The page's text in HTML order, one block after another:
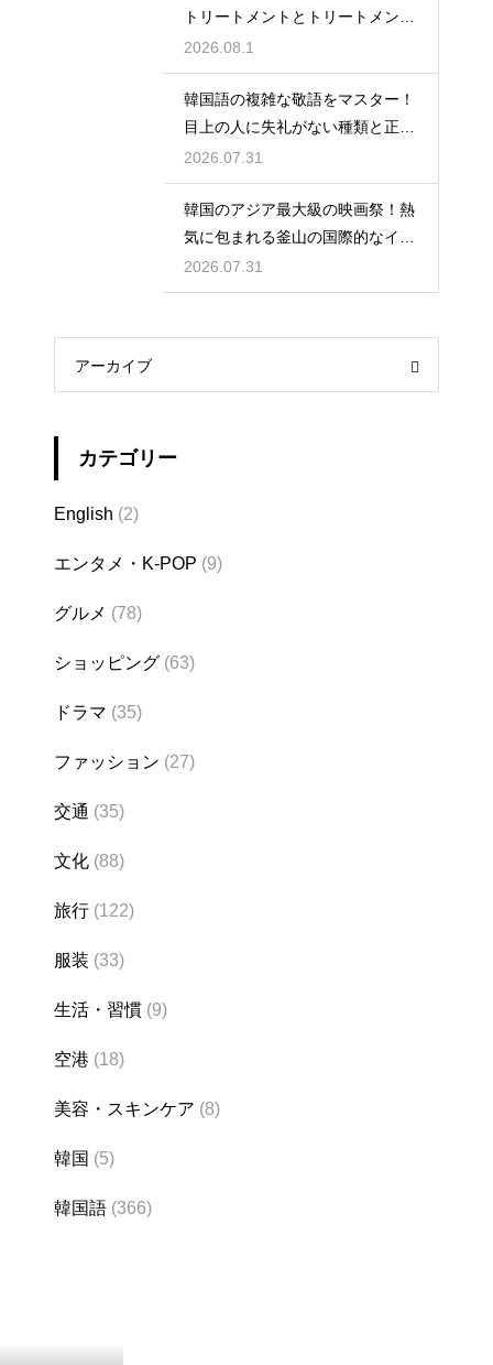
トリートメントとトリートメント
の使い分け
2026.08.1
韓国語の複雑な敬語をマスター！
目上の人に失礼がない種類と正し
い使い分け
2026.07.31
韓国のアジア最大級の映画祭！熱
気に包まれる釜山の国際的なイベ
ント
2026.07.31
アーカイブ
カテゴリー
English (2)
エンタメ・K-POP (9)
グルメ (78)
ショッピング (63)
ドラマ (35)
ファッション (27)
交通 (35)
文化 (88)
旅行 (122)
服装 (33)
生活・習慣 (9)
空港 (18)
美容・スキンケア (8)
韓国 (5)
韓国語 (366)